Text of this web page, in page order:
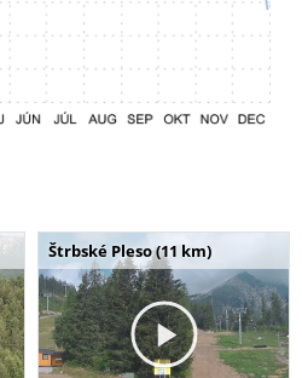
Štrbské Pleso (11 km)